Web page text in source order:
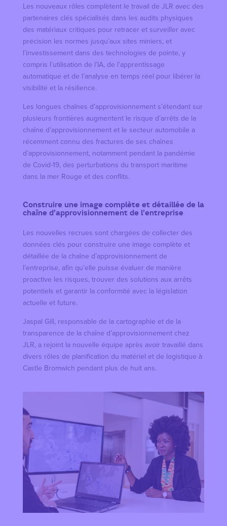
Les nouveaux rôles complètent le travail de JLR avec des
partenaires clés spécialisés dans les audits physiques
des matériaux critiques pour retracer et surveiller avec
précision les normes jusqu’aux sites miniers, et
l’investissement dans des technologies de pointe, y
compris l’utilisation de l’IA, de l’apprentissage
automatique et de l’analyse en temps réel pour libérer la
visibilité et la résilience.
Les longues chaînes d’approvisionnement s’étendant sur
plusieurs frontières augmentent le risque d’arrêts de la
chaîne d’approvisionnement et le secteur automobile a
récemment connu des fractures de ses chaînes
d’approvisionnement, notamment pendant la pandémie
de Covid-19, des perturbations du transport maritime
dans la mer Rouge et des conflits.
Construire une image complète et détaillée de la
chaîne d’approvisionnement de l’entreprise
Les nouvelles recrues sont chargées de collecter des
données clés pour construire une image complète et
détaillée de la chaîne d’approvisionnement de
l’entreprise, afin qu’elle puisse évaluer de manière
proactive les risques, trouver des solutions aux arrêts
potentiels et garantir la conformité avec la législation
actuelle et future.
Jaspal Gill, responsable de la cartographie et de la
transparence de la chaîne d’approvisionnement chez
JLR, a rejoint la nouvelle équipe après avoir travaillé dans
divers rôles de planification du matériel et de logistique à
Castle Bromwich pendant plus de huit ans.